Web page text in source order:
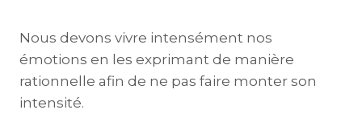
Nous devons vivre intensément nos
émotions en les exprimant de manière
rationnelle afin de ne pas faire monter son
intensité.